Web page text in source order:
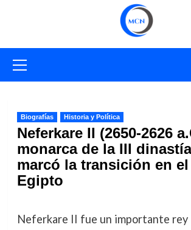
primario
Biografías Historia y Política
Neferkare II (2650-2626
monarca de la III
marcó la transición en
Egipto
Neferkare II fue un importante rey